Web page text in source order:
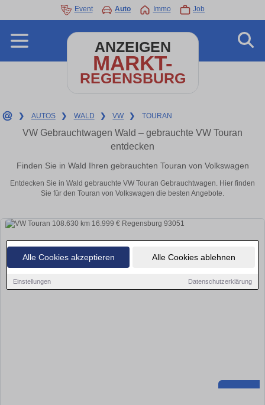
Alle Cookies akzeptieren Alle Cookies ablehnen
Einstellungen Datenschutzerklärung
Event Auto Immo Job
ANZEIGEN
MARKT-
REGENSBURG
❯ AUTOS ❯ WALD ❯ VW ❯ TOURAN
VW Gebrauchtwagen Wald – gebrauchte VW Touran
entdecken
Finden Sie in Wald Ihren gebrauchten Touran von Volkswagen
Entdecken Sie in Wald gebrauchte VW Touran Gebrauchtwagen. Hier finden
Sie für den Touran von Volkswagen die besten Angebote.